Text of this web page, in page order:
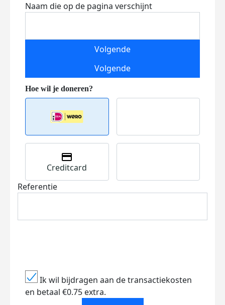
Naam die op de pagina verschijnt
Volgende
Volgende
Creditcard
Referentie
Ik wil bijdragen aan de transactiekosten
en betaal €0.75 extra.